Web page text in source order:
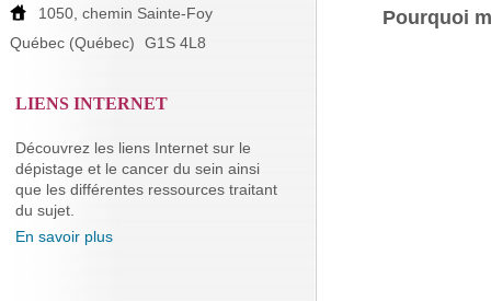
Pourquoi
1050, chemin Sainte-Foy
Québec (Québec)
G1S 4L8
LIENS INTERNET
Découvrez les liens Internet sur le
dépistage et le cancer du sein ainsi
que les différentes ressources traitant
du sujet.
En savoir plus